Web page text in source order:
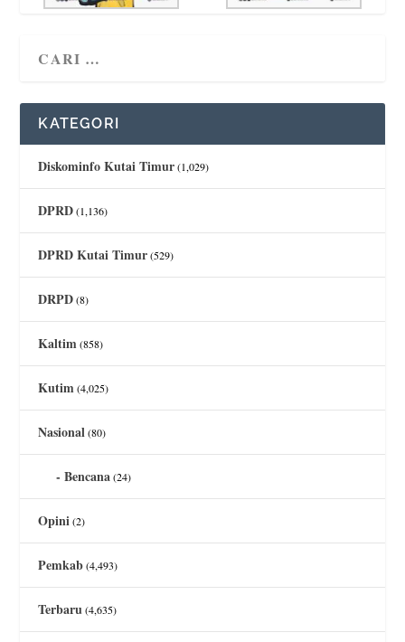
KATEGORI
Diskominfo Kutai Timur(1,029)
DPRD(1,136)
DPRD Kutai Timur(529)
DRPD(8)
Kaltim(858)
Kutim(4,025)
Nasional(80)
Bencana(24)
Opini(2)
Pemkab(4,493)
Terbaru(4,635)